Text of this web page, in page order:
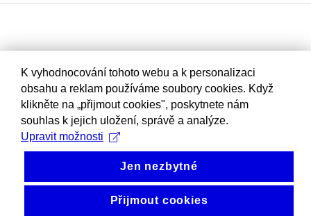
K vyhodnocování tohoto webu a k personalizaci
obsahu a reklam používáme soubory cookies. Když
klikněte na „přijmout cookies", poskytnete nám
souhlas k jejich uložení, správě a analýze.
Upravit možnosti
Jen nezbytné
Přijmout cookies